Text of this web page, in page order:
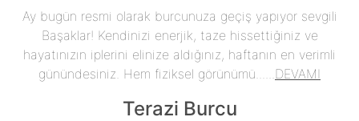
Ay bugün resmi olarak burcunuza geçiş yapıyor sevgili
Başaklar! Kendinizi enerjik, taze hissettiğiniz ve
hayatınızın iplerini elinize aldığınız, haftanın en verimli
günündesiniz. Hem fiziksel görünümü...... DEVAMI
Terazi Burcu